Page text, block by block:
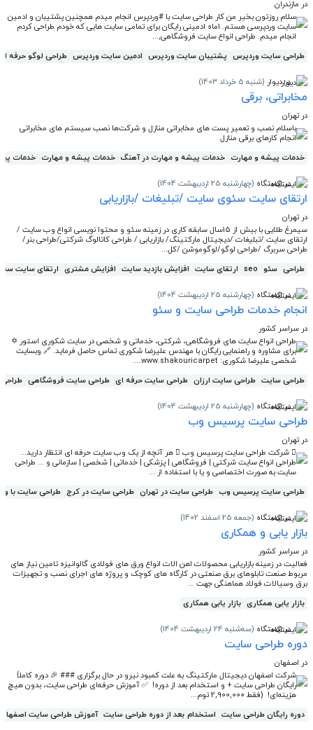
در مازندران
سلام روزتون بخیر من کار طراحی سایت با #وردپرس انجام میدم همچنین پشتیبان و ادمین
سایت وردپرسی هستم. 1ماه ادمینی رایگان برای تمامی سایت هایی که خودم طراحی کردم
انجام میدم. طراحی انواع سایت فروشگاهی,...
طراحی سایت وردپرس پشتیبان سایت وردپرس ادمین سایت وردپرس طراحی لوگو حرفه
در دیوار (شنبه 5 خرداد 1403)
مخابراتی، برقی
در تهران
باسلام نصب و تعمیر پست های مخابراتی منازل و شرکت‌ها نصب سیستم های مخابراتی
انجام کارهای برقی منازل
خدمات پیشه و مهارت خدمات پیشه و مهارت در آهنگ خدمات پیشه و مهارت خدمات
در ایستگاه (چهارشنبه 25 اردیبهشت 1404)
ارتقای سایت سئوی سایت /تبلیغات /بازاریابی
در تهران
سیمرغ طلایی با بیش از 15سال سابقه کاری در زمینه سئو و محتوا نویسی انواع وب سایت /
ارتقای سایت /تبلیغات /دیجیتال مارکتینگ/ بازاریابی / طراحی کاتالوگ شرکتی/طراحی بنر/
طراحی سربرگ /طراحی لوگو/لوگوموشن /کل...
طراحی سئو seo ارتقای سایت افزایش بازدید سایت افزایش مشتری ارتقای سایت
در ایستگاه (چهارشنبه 25 اردیبهشت 1404)
انجام خدمات طراحی سایت و سئو
در سراسر کشور
طراحی انواع سایت های فروشگاهی، شرکتی، خدماتی و شخصی در سایت شکوری استور ✡️
برای مشاوره و راهنمایی رایگان با مهندس علیرضا شکوری تماس حاصل فرماید. 🔗 وبسایت
شخصی علیرضا شکوری: www.shakouricarpet....
طراحی سایت طراحی سایت ارزان طراحی سایت حرفه ای طراحی سایت فروشگاهی
در ایستگاه (چهارشنبه 25 اردیبهشت 1404)
طراحی سایت پرسیس وب
در تهران
 شرکت طراحی سایت پرسیس وب  هر آنچه از یک وب سایت حرفه ای انتظار دارید...
طراحی انواع سایت شرکتی | فروشگاهی | پزشکی | خدماتی | شخصی | سازمانی و ... طراحی
سایت به صورت اختصاصی و یا با استفاده از ...
طراحی سایت پرسیس وب طراحی سایت در تهران طراحی سایت در کرج طراحی سایت با
در ایستگاه (جمعه 25 اسفند 1402)
بازار یابی و همکاری
در سراسر کشور
فعالیت در زمینه بازاریابی محصولات اهن الات انواع ورق های فولادی گالوانیزه تامین نیاز های
مربوط صنعت تابلوهای برق صنعتی در کارگاه های کوچک و پروژه های اجرای نصب و تجهیزات
برق وسیالات فولاد هماهنگی جهت ...
بازار یابی همکاری بازار یابی همکاری
در ایستگاه (سه‌شنبه 24 اردیبهشت 1404)
دوره طراحی سایت
در اصفهان
شرکت اصفهان دیجیتال مارکتینگ به علت کمبود نیرو در حال برگزاری ### 🎉 دوره کاملاً
رایگان طراحی سایت + و استخدام بعد از دوره! ✅ آموزش حرفه‌ای طراحی سایت، بدون هیچ
هزینه‌ای! (فقط 2,900,000 توم...
دوره رایگان طراحی سایت استخدام بعد از دوره طراحی سایت آموزش طراحی سایت اصفهان